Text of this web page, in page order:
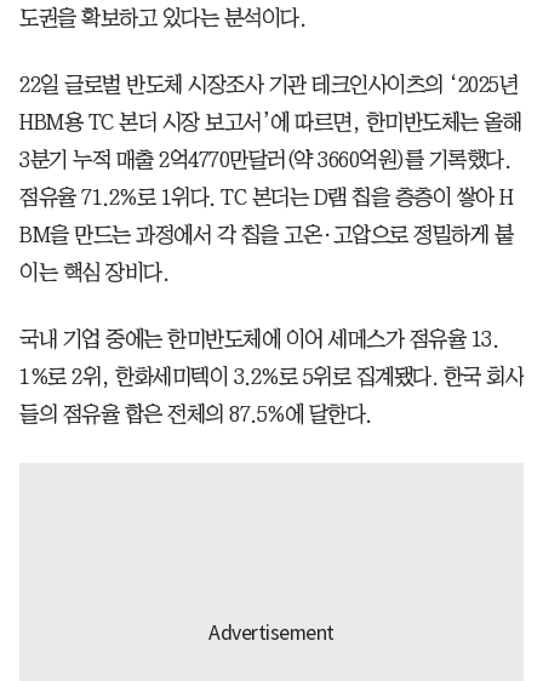
도권을 확보하고 있다는 분석이다.
22일 글로벌 반도체 시장조사 기관 테크인사이츠의 ‘2025년
HBM용 TC 본더 시장 보고서’에 따르면, 한미반도체는 올해
3분기 누적 매출 2억4770만달러(약 3660억원)를 기록했다.
점유율 71.2%로 1위다. TC 본더는 D램 칩을 층층이 쌓아 H
BM을 만드는 과정에서 각 칩을 고온·고압으로 정밀하게 붙
이는 핵심 장비다.
국내 기업 중에는 한미반도체에 이어 세메스가 점유율 13.
1%로 2위, 한화세미텍이 3.2%로 5위로 집계됐다. 한국 회사
들의 점유율 합은 전체의 87.5%에 달한다.